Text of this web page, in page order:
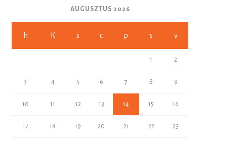
AUGUSZTUS 2026
h K s c p s v
1 2
3 4 5 6 7 8 9
10 11 12 13 14 15 16
17 18 19 20 21 22 23